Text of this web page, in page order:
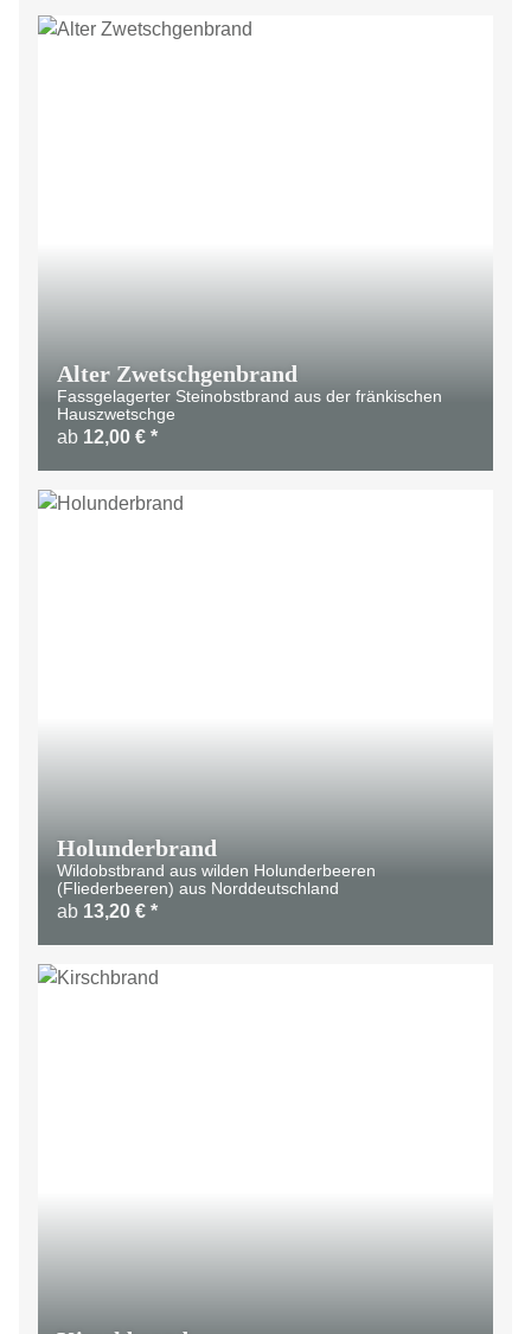
Alter Zwetschgenbrand
Fassgelagerter Steinobstbrand aus der fränkischen
Hauszwetschge
ab 12,00 € *
Holunderbrand
Wildobstbrand aus wilden Holunderbeeren
(Fliederbeeren) aus Norddeutschland
ab 13,20 € *